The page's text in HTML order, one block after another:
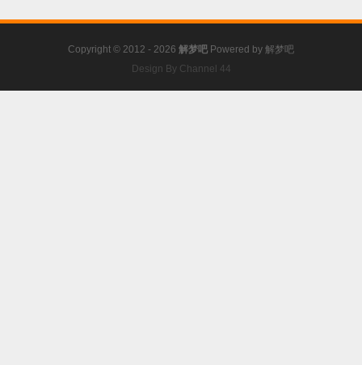
Copyright © 2012 - 2026 解梦吧 Powered by 解梦吧
Design By Channel 44